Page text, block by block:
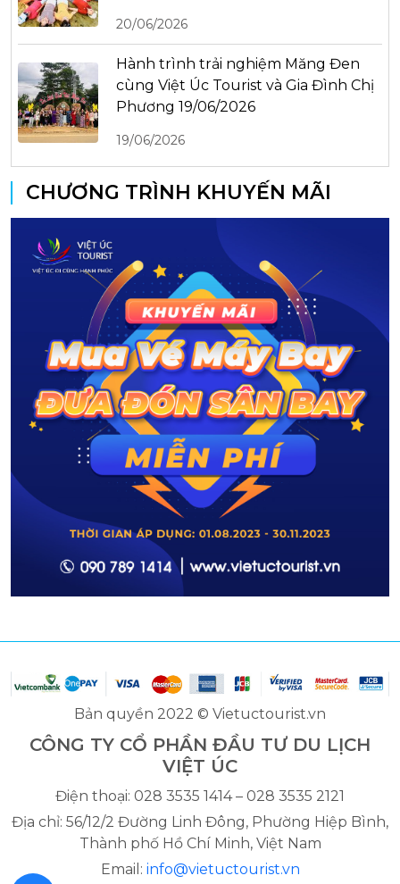
20/06/2026
Hành trình trải nghiệm Măng Đen
cùng Việt Úc Tourist và Gia Đình Chị
Phương 19/06/2026
19/06/2026
CHƯƠNG TRÌNH KHUYẾN MÃI
Bản quyền 2022 © Vietuctourist.vn
CÔNG TY CỔ PHẦN ĐẦU TƯ DU LỊCH
VIỆT ÚC
Điện thoại: 028 3535 1414 – 028 3535 2121
Địa chỉ: 56/12/2 Đường Linh Đông, Phường Hiệp Bình,
Thành phố Hồ Chí Minh, Việt Nam
Email: info@vietuctourist.vn